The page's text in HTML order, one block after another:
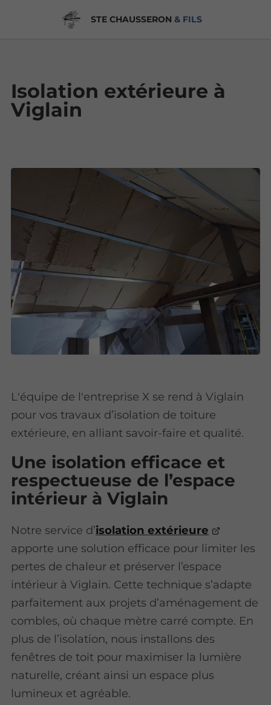
STE CHAUSSERON & FILS
Isolation extérieure à
Viglain
L'équipe de l'entreprise X se rend à Viglain
pour vos travaux d’isolation de toiture
extérieure, en alliant savoir-faire et qualité.
Une isolation efficace et
respectueuse de l’espace
intérieur à Viglain
Notre service d’isolation extérieure
apporte une solution efficace pour limiter les
pertes de chaleur et préserver l’espace
intérieur à Viglain. Cette technique s’adapte
parfaitement aux projets d’aménagement de
combles, où chaque mètre carré compte. En
plus de l’isolation, nous installons des
fenêtres de toit pour maximiser la lumière
naturelle, créant ainsi un espace plus
lumineux et agréable.